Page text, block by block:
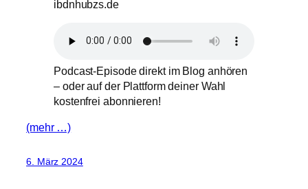
ibdnhubzs.de
Podcast-Episode direkt im Blog anhören
– oder auf der Plattform deiner Wahl
kostenfrei abonnieren!
(mehr …)
6. März 2024